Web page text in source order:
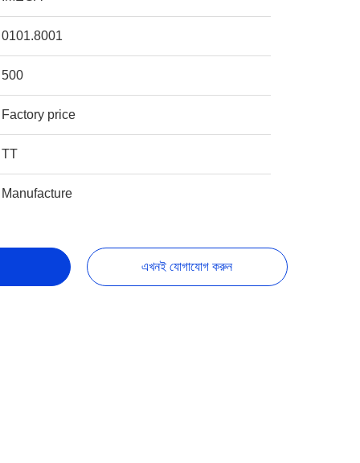
0101.8001
500
Factory price
TT
Manufacture
এখনই যোগাযোগ করুন